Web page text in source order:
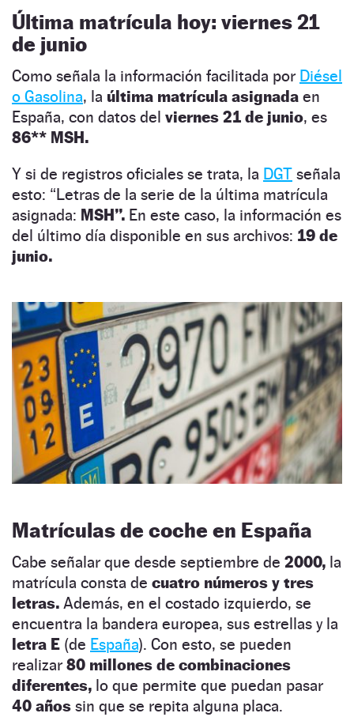
Última matrícula hoy: viernes 21
de junio
Como señala la información facilitada por Diésel
o Gasolina, la última matrícula asignada en
España, con datos del viernes 21 de junio, es
86** MSH.
Y si de registros oficiales se trata, la DGT señala
esto: “Letras de la serie de la última matrícula
asignada: MSH”. En este caso, la información es
del último día disponible en sus archivos: 19 de
junio.
Matrículas de coche en España
Cabe señalar que desde septiembre de 2000, la
matrícula consta de cuatro números y tres
letras. Además, en el costado izquierdo, se
encuentra la bandera europea, sus estrellas y la
letra E (de España). Con esto, se pueden
realizar 80 millones de combinaciones
diferentes, lo que permite que puedan pasar
40 años sin que se repita alguna placa.